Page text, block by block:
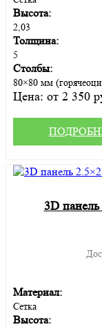
Высота:
2,03
Толщина:
5
Столбы:
80×80 мм
Цена: от 2 350
3D
Материал:
Сетка
Высота: